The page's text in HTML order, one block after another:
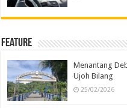
Feature
Menantang
Ujoh Bilang
25/02/2026